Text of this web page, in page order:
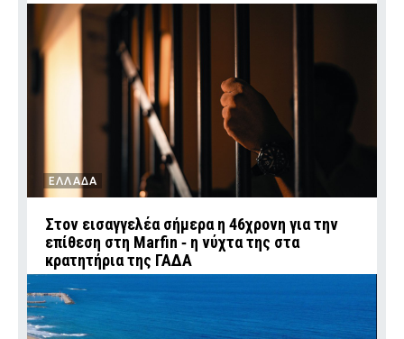
ΕΛΛΑΔΑ
Στον εισαγγελέα σήμερα η 46χρονη για την
επίθεση στη Marfin ‑ η νύχτα της στα
κρατητήρια της ΓΑΔΑ